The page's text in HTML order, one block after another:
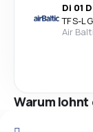
Di 01
TFS-
Air
Warum lohnt